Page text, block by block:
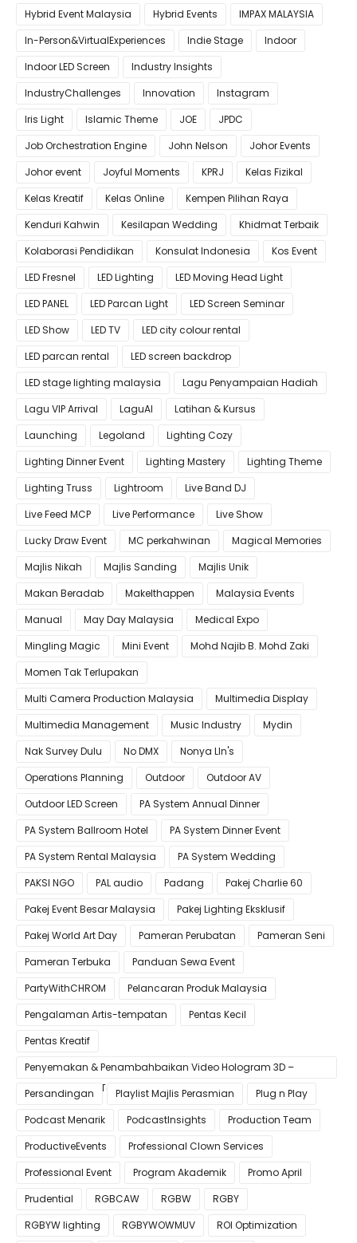
Hybrid Event Malaysia
Hybrid Events
IMPAX MALAYSIA
In-Person&VirtualExperiences
Indie Stage
Indoor
Indoor LED Screen
Industry Insights
IndustryChallenges
Innovation
Instagram
Iris Light
Islamic Theme JOE
JPDC
Job Orchestration Engine
John Nelson
Johor Events
Johor event
Joyful Moments KPRJ
Kelas Fizikal
Kelas Kreatif
Kelas Online
Kempen Pilihan Raya
Kenduri Kahwin
Kesilapan Wedding
Khidmat Terbaik
Kolaborasi Pendidikan
Konsulat Indonesia
Kos Event
LED Fresnel
LED Lighting
LED Moving Head Light
LED PANEL
LED Parcan Light
LED Screen Seminar
LED Show
LED TV
LED city colour rental
LED parcan rental
LED screen backdrop
LED stage lighting malaysia
Lagu Penyampaian Hadiah
Lagu VIP Arrival
LaguAI
Latihan & Kursus
Launching
Legoland
Lighting Cozy
Lighting Dinner Event
Lighting Mastery
Lighting Theme
Lighting Truss
Lightroom
Live Band DJ
Live Feed MCP
Live Performance
Live Show
Lucky Draw Event
MC perkahwinan
Magical Memories
Majlis Nikah
Majlis Sanding
Majlis Unik
Makan Beradab
MakeIthappen
Malaysia Events
Manual
May Day Malaysia
Medical Expo
Mingling Magic
Mini Event
Mohd Najib B. Mohd Zaki
Momen Tak Terlupakan
Multi Camera Production Malaysia
Multimedia Display
Multimedia Management
Music Industry
Mydin
Nak Survey Dulu
No DMX
Nonya LIn's
Operations Planning
Outdoor
Outdoor AV
Outdoor LED Screen
PA System Annual Dinner
PA System Ballroom Hotel
PA System Dinner Event
PA System Rental Malaysia
PA System Wedding
PAKSI NGO
PAL audio Padang
Pakej Charlie 60
Pakej Event Besar Malaysia
Pakej Lighting Eksklusif
Pakej World Art Day
Pameran Perubatan
Pameran Seni
Pameran Terbuka
Panduan Sewa Event
PartyWithCHROM
Pelancaran Produk Malaysia
Pengalaman Artis-tempatan
Pentas Kecil
Pentas Kreatif
Penyemakan & Penambahbaikan Video Hologram 3D –
Pastikan Kualiti Terbaik untuk Gimik Anda!
Persandingan Playlist Majlis Perasmian
Plug n Play
Podcast Menarik
PodcastInsights
Production Team
ProductiveEvents
Professional Clown Services
Professional Event
Program Akademik
Promo April
Prudential
RGBCAW RGBW
RGBY
RGBYW lighting
RGBYWOWMUV ROI Optimization